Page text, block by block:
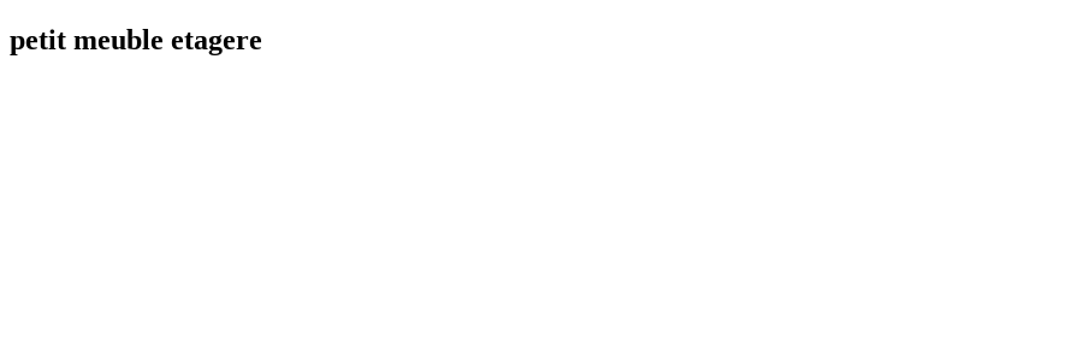
petit meuble etagere